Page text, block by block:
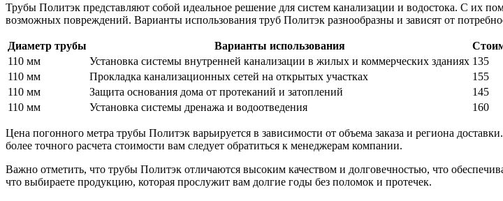
Трубы Политэк представляют собой идеальное решение для систем канализации и водостока. С их
возможных повреждений. Варианты использования труб Политэк разнообразны и зависят от
Диаметр трубы Варианты использования
110 мм
Установка системы внутренней канализации в жилых и коммерческих зданиях 135
110 мм
Прокладка канализационных сетей на открытых участках
155
110 мм
Защита основания дома от протеканий и затоплений
145
110 мм
Установка системы дренажа и водоотведения 160
Цена погонного метра трубы Политэк варьируется в зависимости от объема заказа и региона
более точного расчета стоимости вам следует обратиться к менеджерам компании.
Важно отметить, что трубы Политэк отличаются высоким качеством и долговечностью, что
что выбираете продукцию, которая прослужит вам долгие годы без поломок и протечек.